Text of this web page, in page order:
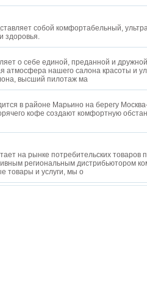
собой комфортабельный,
здоровья.
о себе единой, преданной и
атмосфера нашего салона красоты и
высший пилотаж ма
в районе Марьино на берегу
кофе создают комфортную
на рынке потребительских товаров
региональным дистрибьютором
товары и услуги, мы о